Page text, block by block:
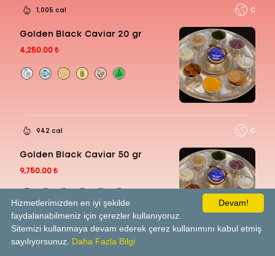
1,005 cal C
Golden Black Caviar 20 gr
4,250.00 ₺
942 cal C
Golden Black Caviar 50 gr
9,750.00 ₺
Devam!
Hizmetlerimizden en iyi şekilde
faydalanabilmeniz için çerezler kullanıyoruz.
Sitemizi kullanmaya devam ederek çerez kullanımını kabul etmiş
sayılıyorsunuz. Daha Fazla Bilgi